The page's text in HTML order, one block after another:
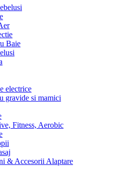
Baie
electrice
gravide si mamici
Fitness, Aerobic
& Accesorii Alaptare